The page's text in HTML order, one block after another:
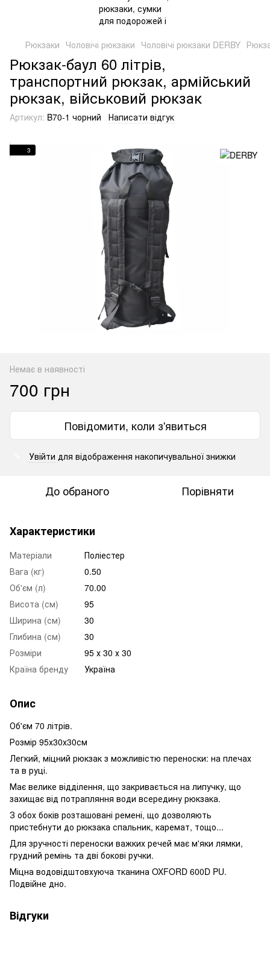
Рюкзаки Чоловічі рюкзаки Чоловічі рюкзаки DERBY
Рюкзак-баул 60 літрів,
транспортний рюкзак, армійський
рюкзак, військовий рюкзак
Артикул: B70-1 чорний Написати відгук
3
Немає в наявності
700 грн
Повідомити, коли з'явиться
Увійти для відображення накопичувальної знижки
До обраного Порівняти
Характеристики
Матеріали
Поліестер
Вага (кг)
0.50
Об'єм (л)
70.00
Висота (см)
95
Ширина (см)
30
Глибина (см)
30
Розміри
95 х 30 х 30
Країна бренду
Україна
Опис
Об'єм 70 літрів.
Розмір 95х30х30см
Легкий, міцний рюкзак з можливістю переноски: на плечах
та в руці.
Має велике відділення, що закривається на липучку, що
захищає від потрапляння води всередину рюкзака.
З обох боків розташовані ремені, що дозволяють
пристебнути до рюкзака спальник, каремат, тощо...
Для зручності переноски важких речей має м'яки лямки,
грудний ремінь та дві бокові ручки.
Міцна водовідштовхуюча тканина OXFORD 600D PU.
Подвійне дно.
Відгуки